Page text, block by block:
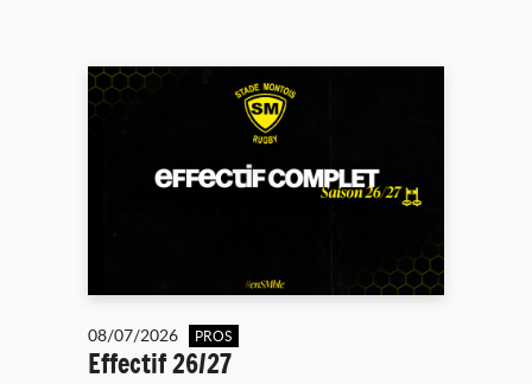
08/07/2026 PROS
Effectif 26/27